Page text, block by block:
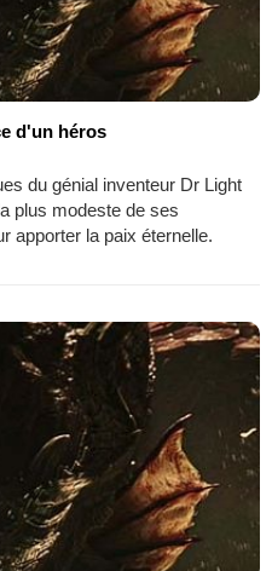
d'un héros
du génial inventeur Dr Light
plus modeste de ses
apporter la paix éternelle.